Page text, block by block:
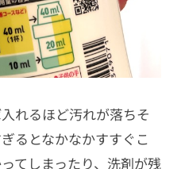
れるほど汚れが落ちそ
るとなかなかすすぐこ
てしまったり、洗剤が残